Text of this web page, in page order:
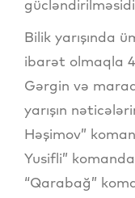
Bilik yarışında
ibarət olmaqla
Gərgin və
yarışın
Həşimov”
Yusifli”
“Qarabağ”